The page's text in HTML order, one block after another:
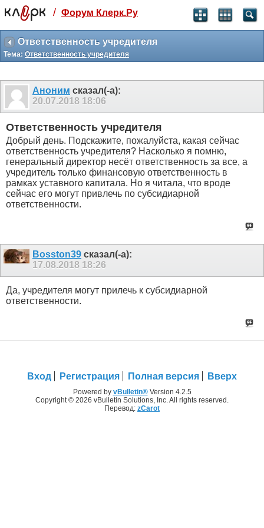
Святые угодники, Клерк без рекламы
прекрасен:)
месяц
3 месяца
259
₽
-10%
499 ₽
-15%
Отмена Оплатить
/ Форум Клерк.Ру
Ответственность учредителя
Тема: Ответственность учредителя
Аноним сказал(-а):
20.07.2018 18:06
Ответственность учредителя
Добрый день. Подскажите, пожалуйста, какая сейчас
ответственность учредителя? Насколько я помню,
генеральный директор несёт ответственность за все, а
учредитель только финансовую ответственность в
рамках уставного капитала. Но я читала, что вроде
сейчас его могут привлечь по субсидиарной
ответственности.
Bosston39 сказал(-а):
17.08.2018 18:26
Да, учредителя могут прилечь к субсидиарной
ответственности.
Вход Регистрация Полная версия Вверх
Powered by vBulletin®Version 4.2.5
Copyright © 2026 vBulletin Solutions, Inc. All rights reserved.
Перевод: zCarot